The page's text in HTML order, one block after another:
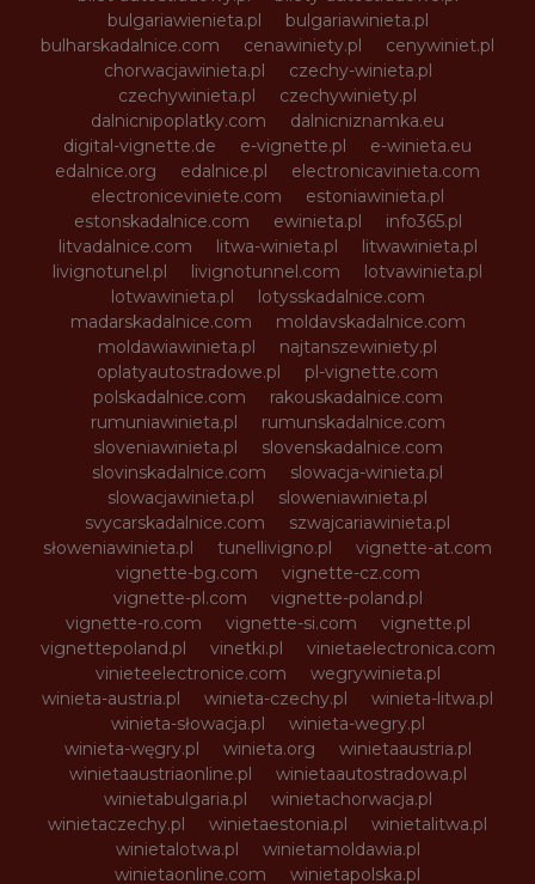
bulgariawienieta.pl
bulgariawinieta.pl
bulharskadalnice.com
cenawiniety.pl
cenywiniet.pl
chorwacjawinieta.pl
czechy-winieta.pl
czechywinieta.pl
czechywiniety.pl
dalnicnipoplatky.com
dalnicniznamka.eu
digital-vignette.de
e-vignette.pl
e-winieta.eu
edalnice.org
edalnice.pl
electronicavinieta.com
electroniceviniete.com
estoniawinieta.pl
estonskadalnice.com
ewinieta.pl
info365.pl
litvadalnice.com
litwa-winieta.pl
litwawinieta.pl
livignotunel.pl
livignotunnel.com
lotvawinieta.pl
lotwawinieta.pl
lotysskadalnice.com
madarskadalnice.com
moldavskadalnice.com
moldawiawinieta.pl
najtanszewiniety.pl
oplatyautostradowe.pl
pl-vignette.com
polskadalnice.com
rakouskadalnice.com
rumuniawinieta.pl
rumunskadalnice.com
sloveniawinieta.pl
slovenskadalnice.com
slovinskadalnice.com
slowacja-winieta.pl
slowacjawinieta.pl
sloweniawinieta.pl
svycarskadalnice.com
szwajcariawinieta.pl
słoweniawinieta.pl
tunellivigno.pl
vignette-at.com
vignette-bg.com
vignette-cz.com
vignette-pl.com
vignette-poland.pl
vignette-ro.com
vignette-si.com
vignette.pl
vignettepoland.pl
vinetki.pl
vinietaelectronica.com
vinieteelectronice.com
wegrywinieta.pl
winieta-austria.pl
winieta-czechy.pl
winieta-litwa.pl
winieta-słowacja.pl
winieta-wegry.pl
winieta-węgry.pl
winieta.org
winietaaustria.pl
winietaaustriaonline.pl
winietaautostradowa.pl
winietabulgaria.pl
winietachorwacja.pl
winietaczechy.pl
winietaestonia.pl
winietalitwa.pl
winietalotwa.pl
winietamoldawia.pl
winietaonline.com
winietapolska.pl